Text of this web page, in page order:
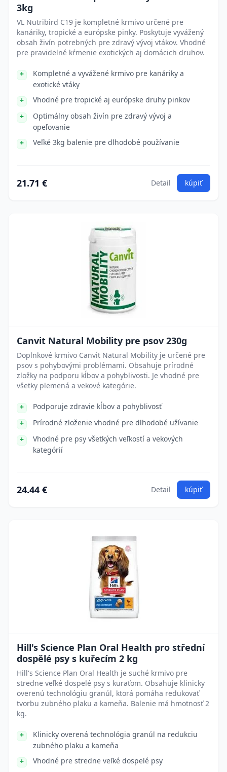
3kg
VL Nutribird C19 je kompletné krmivo určené pre
kanáriky, tropické a európske pinky. Poskytuje vyvážený
obsah živín potrebných pre zdravý vývoj vtákov. Vhodné
pre pravidelné kŕmenie exotických aj domácich druhov.
Kompletné a vyvážené krmivo pre kanáriky a
exotické vtáky
Vhodné pre tropické aj európske druhy pinkov
Optimálny obsah živín pre zdravý vývoj a
opeľovanie
Veľké 3kg balenie pre dlhodobé používanie
21.71 € Detail kúpiť
Canvit Natural Mobility pre psov 230g
Doplnkové krmivo Canvit Natural Mobility je určené pre
psov s pohybovými problémami. Obsahuje prírodné
zložky na podporu kĺbov a pohyblivosti. Je vhodné pre
všetky plemená a vekové kategórie.
Podporuje zdravie kĺbov a pohyblivosť
Prírodné zloženie vhodné pre dlhodobé užívanie
Vhodné pre psy všetkých veľkostí a vekových
kategórií
24.44 € Detail kúpiť
Hill's Science Plan Oral Health pro střední
dospělé psy s kuřecím 2 kg
Hill's Science Plan Oral Health je suché krmivo pre
stredne veľké dospelé psy s kuraťom. Obsahuje klinicky
overenú technológiu granúl, ktorá pomáha redukovať
tvorbu zubného plaku a kameňa. Balenie má hmotnosť 2
kg.
Klinicky overená technológia granúl na redukciu
zubného plaku a kameňa
Vhodné pre stredne veľké dospelé psy